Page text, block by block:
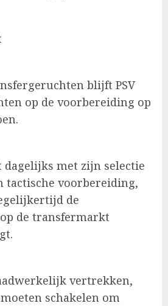
blijft PSV
op de voorbereiding op
dagelijks met zijn selectie
tactische voorbereiding,
de
de transfermarkt
vertrekken,
moeten schakelen om